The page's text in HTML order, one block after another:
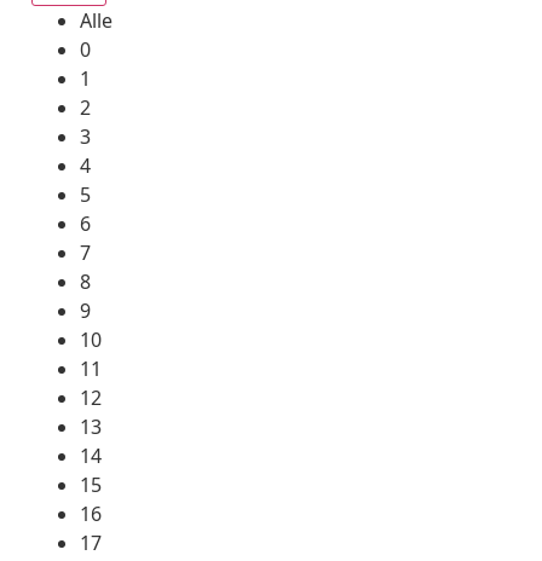
Alle
0
1
2
3
4
5
6
7
8
9
10
11
12
13
14
15
16
17